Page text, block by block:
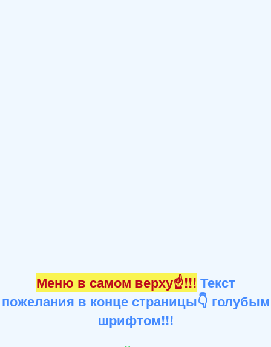
Меню в самом верху☝!!! Текст
пожелания в конце страницы👇 голубым
шрифтом!!!